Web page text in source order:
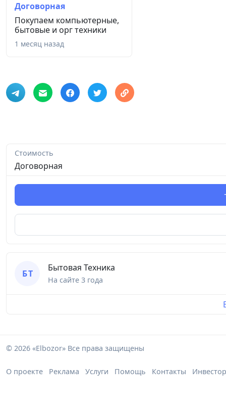
Договорная
Покупаем компьютерные,
бытовые и орг техники
1 месяц назад
Стоимость
Договорная
Б Т
Бытовая Техника
На сайте 3 года
© 2026 «Elbozor» Все права защищены
О проекте Реклама Услуги Помощь Контакты